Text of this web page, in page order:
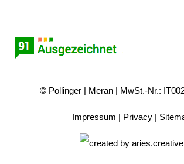
© Pollinger Meran MwSt.-Nr.:
Impressum Privacy